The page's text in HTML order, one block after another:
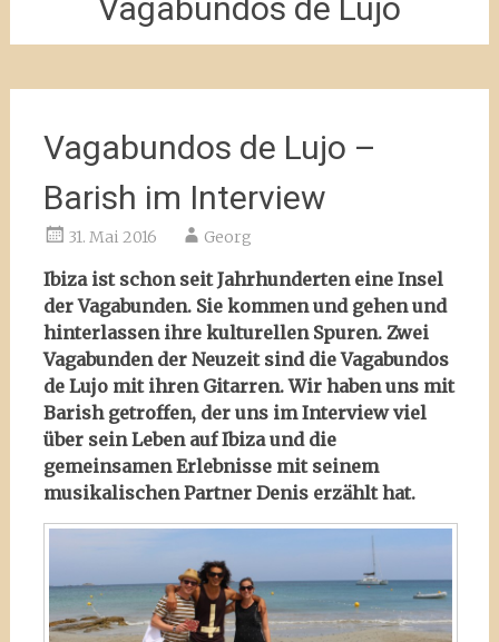
Vagabundos de Lujo
Vagabundos de Lujo –
Barish im Interview
31. Mai 2016 Georg
Ibiza ist schon seit Jahrhunderten eine Insel
der Vagabunden. Sie kommen und gehen und
hinterlassen ihre kulturellen Spuren. Zwei
Vagabunden der Neuzeit sind die Vagabundos
de Lujo mit ihren Gitarren. Wir haben uns mit
Barish getroffen, der uns im Interview viel
über sein Leben auf Ibiza und die
gemeinsamen Erlebnisse mit seinem
musikalischen Partner Denis erzählt hat.